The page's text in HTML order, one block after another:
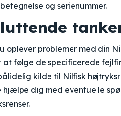
og serienummer.
oplever problemer med din
følge de specificerede
kilde til Nilfisk
dig med eventuelle